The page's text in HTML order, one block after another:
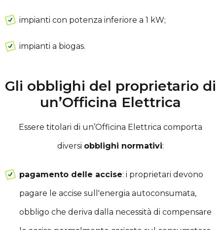
impianti con potenza inferiore a 1 kW;
impianti a biogas.
Gli obblighi del proprietario di
un’Officina Elettrica
Essere titolari di un’Officina Elettrica comporta
diversi obblighi normativi:
pagamento delle accise: i proprietari devono
pagare le accise sull'energia autoconsumata,
obbligo che deriva dalla necessità di compensare